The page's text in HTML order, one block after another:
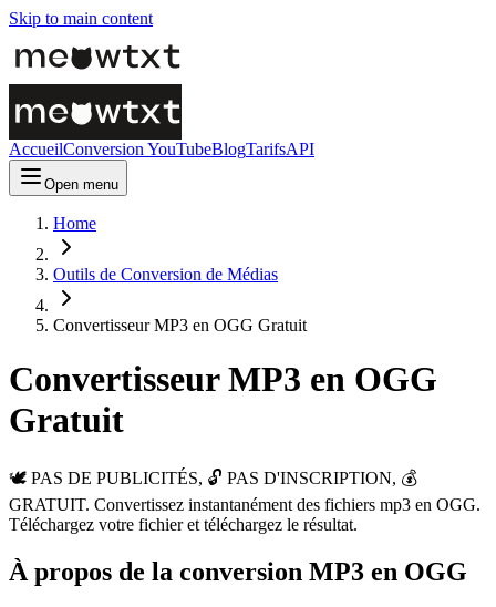
Skip to main content
AccueilConversion YouTubeBlogTarifsAPI
Open menu
Home
Outils de Conversion de Médias
Convertisseur MP3 en OGG Gratuit
Convertisseur MP3 en OGG
Gratuit
🕊️ PAS DE PUBLICITÉS, 🔓 PAS D'INSCRIPTION, 💰
GRATUIT. Convertissez instantanément des fichiers mp3 en OGG.
Téléchargez votre fichier et téléchargez le résultat.
À propos de la conversion MP3 en OGG